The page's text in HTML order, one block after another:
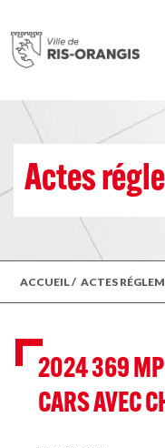
Actes
ACCUEIL/ ACTES
2024 369 MP
CARS AVEC